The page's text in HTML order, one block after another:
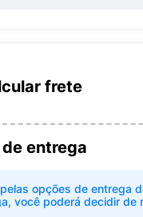
frete
entrega
opções de entrega
você poderá decidir de